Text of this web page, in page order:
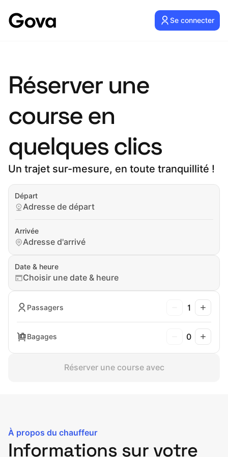
Se connecter
Réserver une
course en
quelques clics
Un trajet sur-mesure, en toute tranquillité !
Départ
Adresse de départ
Arrivée
Adresse d'arrivé
Date & heure
Choisir une date & heure
Passagers 1
Bagages 0
Réserver une course avec
À propos du chauffeur
Informations sur votre